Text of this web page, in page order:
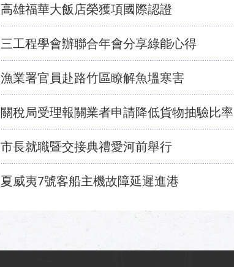
高雄福華大飯店榮獲項國際認證
三工程學會辦聯合年會分享綠能心得
漁業署官員赴路竹區瞭解魚塭寒害
關稅局受理報關業者申請降低貨物抽驗比率
市長就職暨交接典禮愛河前舉行
夏威夷7號客船主機故障延遲進港